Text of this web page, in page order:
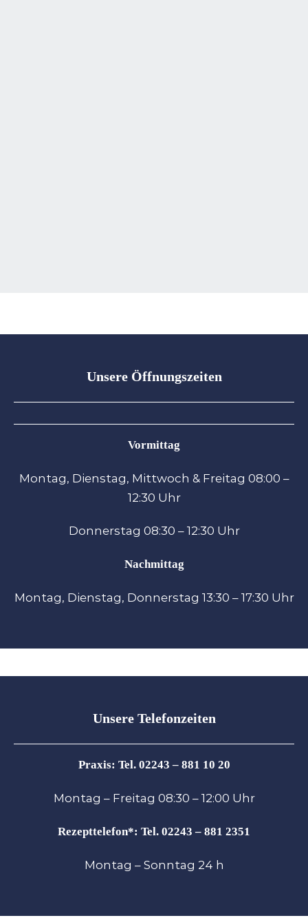
Unsere Öffnungszeiten
Vormittag
Montag, Dienstag, Mittwoch & Freitag 08:00 –
12:30 Uhr
Donnerstag 08:30 – 12:30 Uhr
Nachmittag
Montag, Dienstag, Donnerstag 13:30 – 17:30 Uhr
Unsere Telefonzeiten
Praxis: Tel. 02243 – 881 10 20
Montag – Freitag 08:30 – 12:00 Uhr
Rezepttelefon*: Tel. 02243 – 881 2351
Montag – Sonntag 24 h